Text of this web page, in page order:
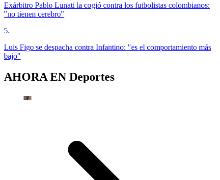
Exárbitro Pablo Lunati la cogió contra los futbolistas colombianos:
"no tienen cerebro"
5.
Luis Figo se despacha contra Infantino: "es el comportamiento más
bajo"
AHORA EN Deportes